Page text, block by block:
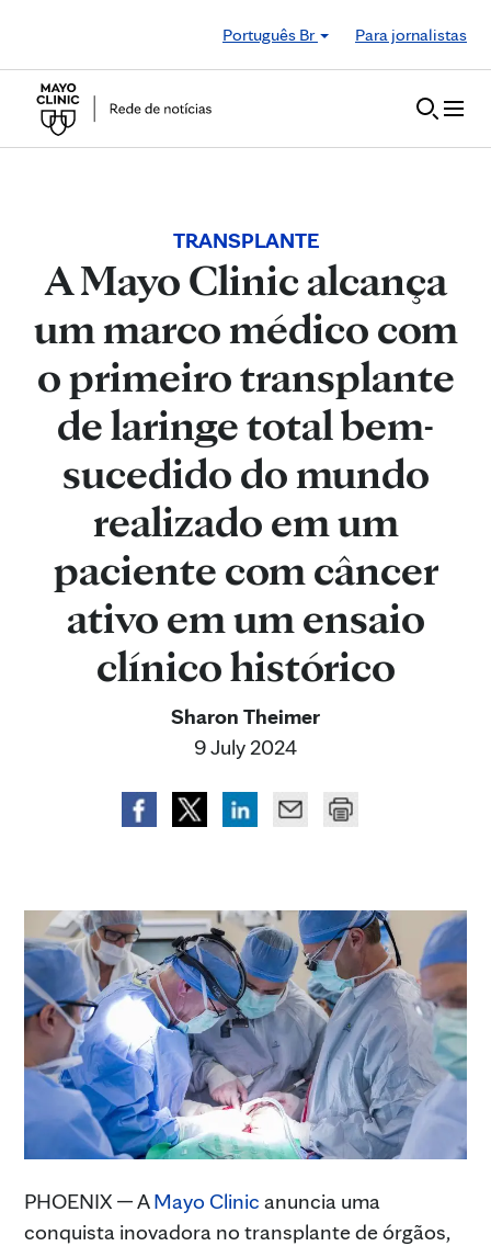
Português Br
Para jornalistas
TRANSPLANTE
A Mayo Clinic alcança
um marco médico com
o primeiro transplante
de laringe total bem-
sucedido do mundo
realizado em um
paciente com câncer
ativo em um ensaio
clínico histórico
Sharon Theimer
9 July 2024
PHOENIX — AMayo Clinic anuncia uma
conquista inovadora no transplante de órgãos,